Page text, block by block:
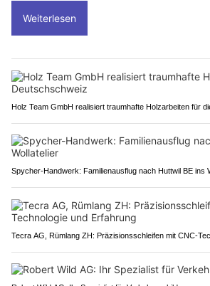
Weiterlesen
Holz Team GmbH realisiert traumhafte Holzarbeiten für
Spycher-Handwerk: Familienausflug nach Huttwil BE ins
Tecra AG, Rümlang ZH: Präzisionsschleifen mit CNC-